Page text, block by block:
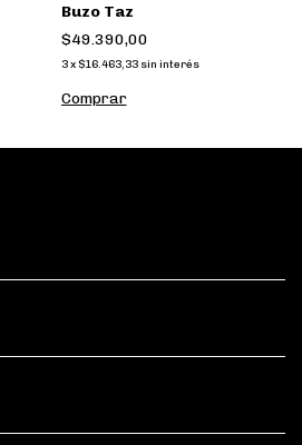
Buzo Taz
$49.390,00
3 x $16.463,33 sin interés
Comprar